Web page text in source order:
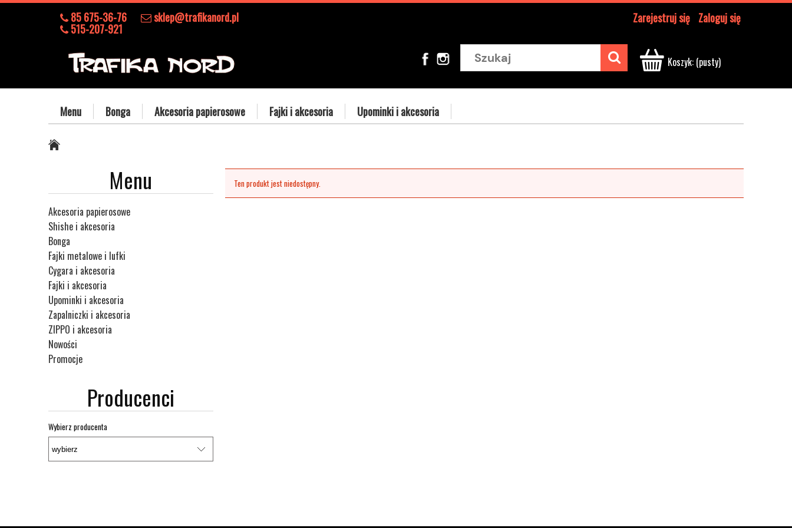
85 675-36-76 sklep@trafikanord.pl
515-207-921
Zarejestruj się Zaloguj się
Koszyk: (pusty)
Menu Bonga Akcesoria papierosowe Fajki i akcesoria Upominki i akcesoria
Menu
Akcesoria papierosowe
Shishe i akcesoria
Bonga
Fajki metalowe i lufki
Cygara i akcesoria
Fajki i akcesoria
Upominki i akcesoria
Zapalniczki i akcesoria
ZIPPO i akcesoria
Nowości
Promocje
Producenci
Wybierz producenta
Ten produkt jest niedostępny.